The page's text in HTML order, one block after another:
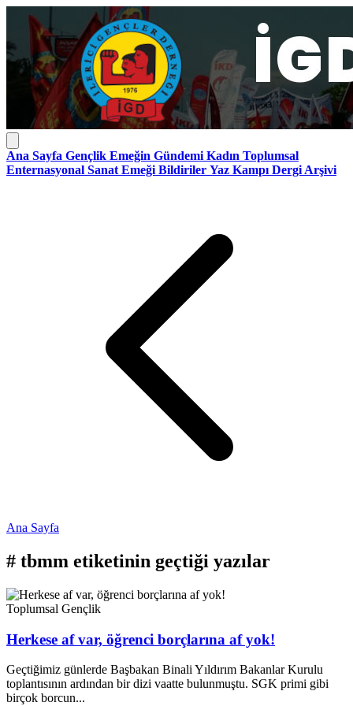
Ana Sayfa Gençlik Emeğin Gündemi Kadın Toplumsal
Enternasyonal Sanat Emeği Bildiriler Yaz Kampı Dergi Arşivi
Ana Sayfa
# tbmm etiketinin geçtiği yazılar
Toplumsal Gençlik
Herkese af var, öğrenci borçlarına af yok!
Geçtiğimiz günlerde Başbakan Binali Yıldırım Bakanlar Kurulu
toplantısının ardından bir dizi vaatte bulunmuştu. SGK primi gibi
birçok borcun...